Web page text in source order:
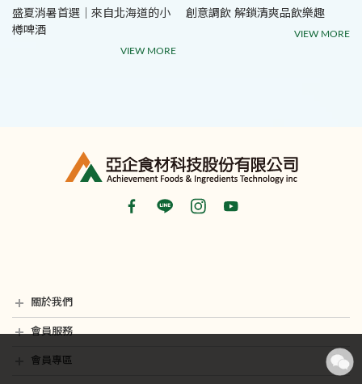
盛夏消暑首選｜來自北海道的小
樽啤酒
VIEW MORE
創意調飲 解鎖清爽品飲樂趣
VIEW MORE
關於我們
最新消息
銷售據點
隱私權聲明
影音專區
會員服務
會員專區